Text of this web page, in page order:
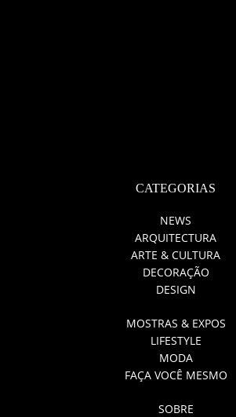
CATEGORIAS
NEWS
ARQUITECTURA
ARTE & CULTURA
DECORAÇÃO
DESIGN
MOSTRAS & EXPOS
LIFESTYLE
MODA
FAÇA VOCÊ MESMO
SOBRE